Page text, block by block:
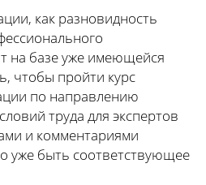
как разновидность
на базе уже имеющейся
чтобы пройти курс
по направлению
труда для экспертов
и комментариями
уже быть соответствующее